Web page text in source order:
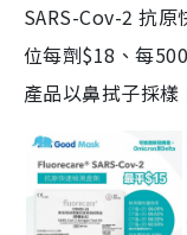
SARS-Cov-2 抗
位每劑$18、每
產品以鼻拭子採樣